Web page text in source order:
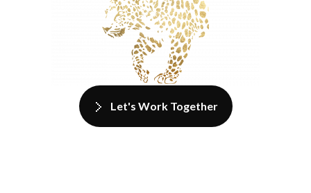
Let's Work Together